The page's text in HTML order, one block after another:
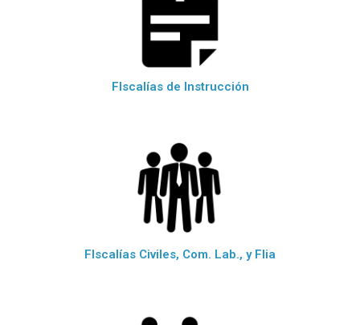
FIscalías de Instrucción
FIscalías Civiles, Com. Lab., y Flia